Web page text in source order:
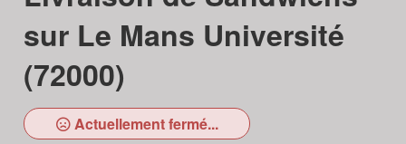
sur Le Mans Université
(72000)
Actuellement fermé...